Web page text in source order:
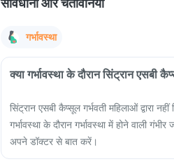
सावधानी और चेतावनियां
गर्भावस्था
क्या गर्भावस्था के दौरान सिंट्रान एसबी
सिंट्रान एसबी कैप्सूल गर्भवती महिलाओं द्वारा
गर्भावस्था के दौरान गर्भावस्था में होने वाली
अपने डॉक्टर से बात करें।